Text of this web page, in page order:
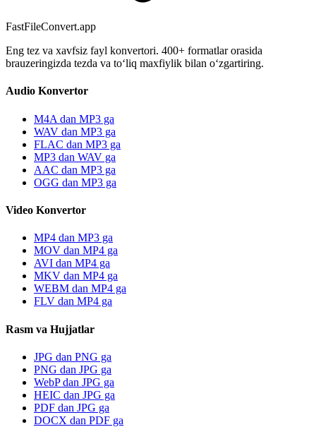
FastFileConvert.app
Eng tez va xavfsiz fayl konvertori. 400+ formatlar orasida
brauzeringizda tezda va toʻliq maxfiylik bilan oʻzgartiring.
Audio Konvertor
M4A dan MP3 ga
WAV dan MP3 ga
FLAC dan MP3 ga
MP3 dan WAV ga
AAC dan MP3 ga
OGG dan MP3 ga
Video Konvertor
MP4 dan MP3 ga
MOV dan MP4 ga
AVI dan MP4 ga
MKV dan MP4 ga
WEBM dan MP4 ga
FLV dan MP4 ga
Rasm va Hujjatlar
JPG dan PNG ga
PNG dan JPG ga
WebP dan JPG ga
HEIC dan JPG ga
PDF dan JPG ga
DOCX dan PDF ga